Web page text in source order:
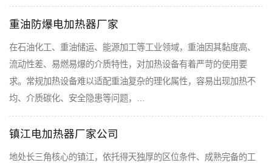
重油防爆电加热器厂家
在石油化工、重油储运、能源加工等工业领域，重油因其黏度高、
流动性差、易燃易爆的介质特性，对加热设备有着严苛的使用要
求。常规加热设备难以适配重油复杂的理化属性，容易出现加热不
均、介质碳化、安全隐患等问题，…
镇江电加热器厂家公司
地处长三角核心的镇江，依托得天独厚的区位条件、成熟完备的工